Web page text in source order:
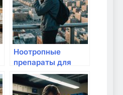
Ноотропные
препараты для
активной жизни